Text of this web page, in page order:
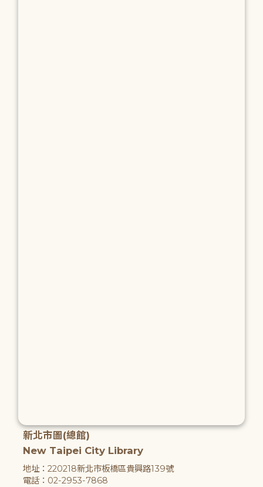
新北市圖(總館)
New Taipei City Library
地址：220218新北市板橋區貴興路139號
電話：02-2953-7868